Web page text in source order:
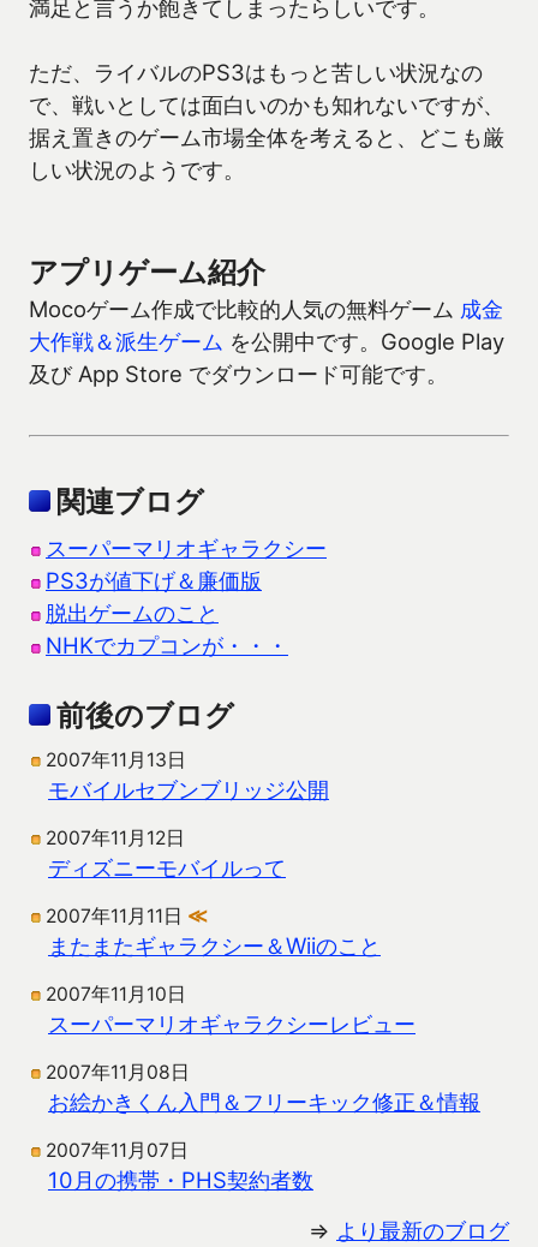
満足と言うか飽きてしまったらしいです。
ただ、ライバルのPS3はもっと苦しい状況なの
で、戦いとしては面白いのかも知れないですが、
据え置きのゲーム市場全体を考えると、どこも厳
しい状況のようです。
アプリゲーム紹介
Mocoゲーム作成で比較的人気の無料ゲーム 成金
大作戦＆派生ゲーム を公開中です。Google Play
及び App Store でダウンロード可能です。
関連ブログ
スーパーマリオギャラクシー
PS3が値下げ＆廉価版
脱出ゲームのこと
NHKでカプコンが・・・
前後のブログ
2007年11月13日
モバイルセブンブリッジ公開
2007年11月12日
ディズニーモバイルって
2007年11月11日 ≪
またまたギャラクシー＆Wiiのこと
2007年11月10日
スーパーマリオギャラクシーレビュー
2007年11月08日
お絵かきくん入門＆フリーキック修正＆情報
2007年11月07日
10月の携帯・PHS契約者数
⇒ より最新のブログ